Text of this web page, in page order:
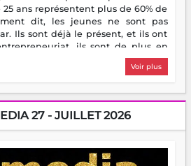
ans représentent plus de 60% de
dit, les jeunes ne sont pas
Ils sont déjà le présent, et ils ont
ils sont de plus en
à créer, à risquer — souvent
aide, mais toujours avec cette
En culture, les nouvelles sont
Rasamoelina vient de décrocher le
Afrique. Miangaly Elia rafle le Prix
la torche. Alors oui, on pourrait
rentrer chez soi satisfait. Mais ce
Voir plus
27 - JUILLET 2026